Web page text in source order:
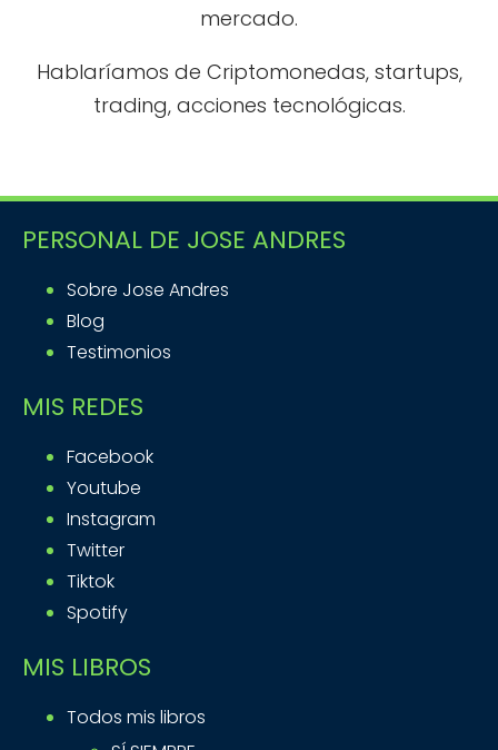
mercado.
Hablaríamos de Criptomonedas, startups,
trading, acciones tecnológicas.
PERSONAL DE JOSE ANDRES
Sobre Jose Andres
Blog
Testimonios
MIS REDES
Facebook
Youtube
Instagram
Twitter
Tiktok
Spotify
MIS LIBROS
Todos mis libros